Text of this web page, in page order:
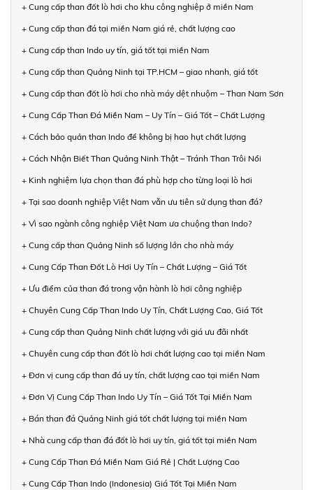
+ Cung cấp than đốt lò hơi cho khu công nghiệp ở miền Nam
+ Cung cấp than đá tại miền Nam giá rẻ, chất lượng cao
+ Cung cấp than Indo uy tín, giá tốt tại miền Nam
+ Cung cấp than Quảng Ninh tại TP.HCM – giao nhanh, giá tốt
+ Cung cấp than đốt lò hơi cho nhà máy dệt nhuộm – Than Nam Sơn
+ Cung Cấp Than Đá Miền Nam – Uy Tín – Giá Tốt – Chất Lượng
+ Cách bảo quản than Indo để không bị hao hụt chất lượng
+ Cách Nhận Biết Than Quảng Ninh Thật – Tránh Than Trôi Nổi
+ Kinh nghiệm lựa chọn than đá phù hợp cho từng loại lò hơi
+ Tại sao doanh nghiệp Việt Nam vẫn ưu tiên sử dụng than đá?
+ Vì sao ngành công nghiệp Việt Nam ưa chuộng than Indo?
+ Cung cấp than Quảng Ninh số lượng lớn cho nhà máy
+ Cung Cấp Than Đốt Lò Hơi Uy Tín – Chất Lượng – Giá Tốt
+ Ưu điểm của than đá trong vận hành lò hơi công nghiệp
+ Chuyên Cung Cấp Than Indo Uy Tín, Chất Lượng Cao, Giá Tốt
+ Cung cấp than Quảng Ninh chất lượng với giá ưu đãi nhất
+ Chuyên cung cấp than đốt lò hơi chất lượng cao tại miền Nam
+ Đơn vị cung cấp than đá uy tín, chất lượng cao tại miền Nam
+ Đơn Vị Cung Cấp Than Indo Uy Tín – Giá Tốt Tại Miền Nam
+ Bán than đá Quảng Ninh giá tốt chất lượng tại miền Nam
+ Nhà cung cấp than đá đốt lò hơi uy tín, giá tốt tại miền Nam
+ Cung Cấp Than Đá Miền Nam Giá Rẻ | Chất Lượng Cao
+ Cung Cấp Than Indo (Indonesia) Giá Tốt Tại Miền Nam